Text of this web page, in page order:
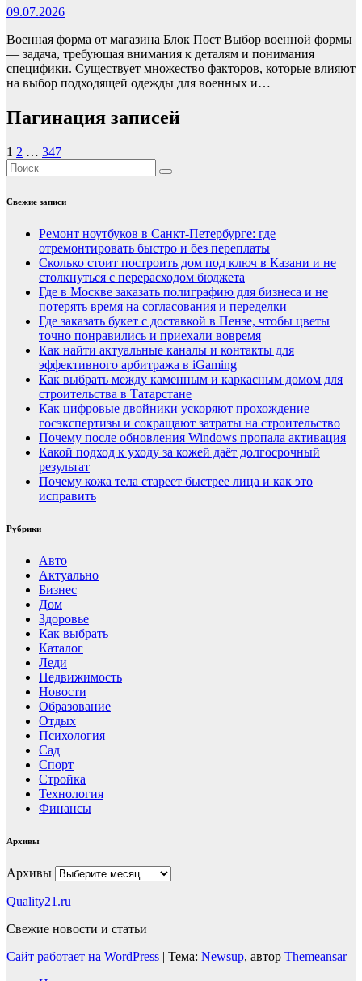
09.07.2026
Военная форма от магазина Блок Пост Выбор военной формы
— задача, требующая внимания к деталям и понимания
специфики. Существует множество факторов, которые влияют
на выбор подходящей одежды для военных и…
Пагинация записей
1 2 … 347
Свежие записи
Ремонт ноутбуков в Санкт-Петербурге: где
отремонтировать быстро и без переплаты
Сколько стоит построить дом под ключ в Казани и не
столкнуться с перерасходом бюджета
Где в Москве заказать полиграфию для бизнеса и не
потерять время на согласования и переделки
Где заказать букет с доставкой в Пензе, чтобы цветы
точно понравились и приехали вовремя
Как найти актуальные каналы и контакты для
эффективного арбитража в iGaming
Как выбрать между каменным и каркасным домом для
строительства в Татарстане
Как цифровые двойники ускоряют прохождение
госэкспертизы и сокращают затраты на строительство
Почему после обновления Windows пропала активация
Какой подход к уходу за кожей даёт долгосрочный
результат
Почему кожа тела стареет быстрее лица и как это
исправить
Рубрики
Авто
Актуально
Бизнес
Дом
Здоровье
Как выбрать
Каталог
Леди
Недвижимость
Новости
Образование
Отдых
Психология
Сад
Спорт
Стройка
Технология
Финансы
Архивы
Архивы
Quality21.ru
Свежие новости и статьи
Сайт работает на WordPress | Тема: Newsup, автор Themeansar